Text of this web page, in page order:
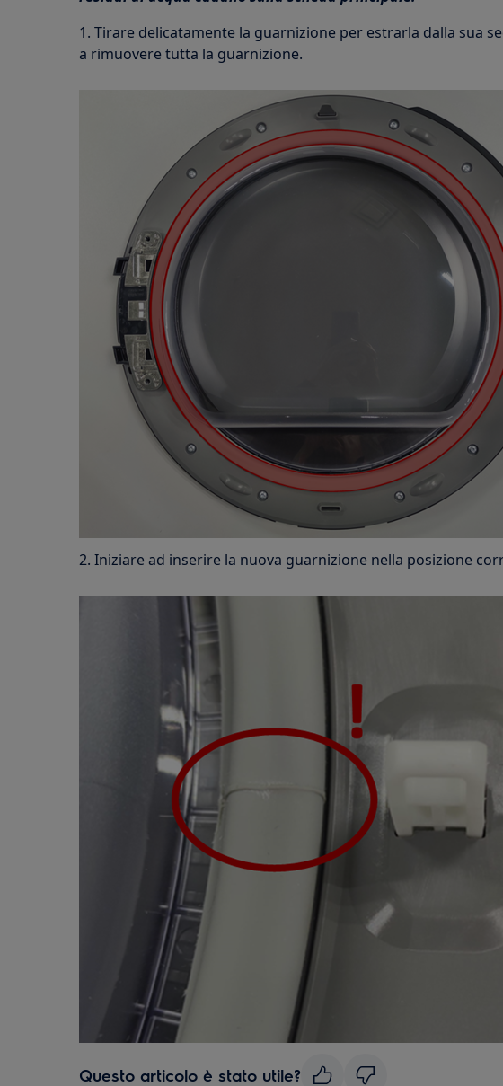
1. Tirare delicatamente la guarnizione per estrarla dalla sua
a rimuovere tutta la guarnizione.
2. Iniziare ad inserire la nuova guarnizione nella posizione
Questo articolo è stato utile?